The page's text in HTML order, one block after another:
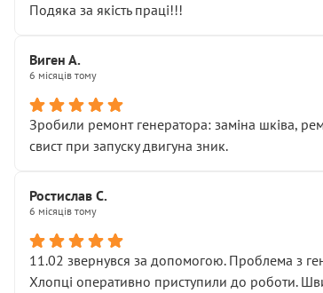
Подяка за якість праці!!!
Виген А.
6 місяців тому
Зробили ремонт генератора: заміна шківа,
свист при запуску двигуна зник.
Ростислав С.
6 місяців тому
11.02 звернувся за допомогою. Проблема з
Хлопці оперативно приступили до роботи.